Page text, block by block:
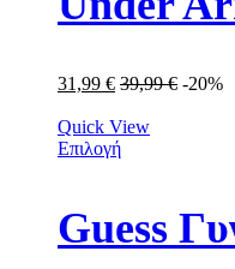
31,99 € 39,99€ -20%
Quick View
Επιλογή
Guess